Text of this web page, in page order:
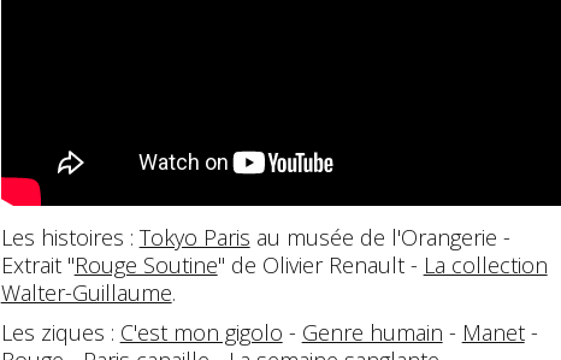
Les histoires : Tokyo Paris au musée de l'Orangerie -
Extrait "Rouge Soutine" de Olivier Renault - La collection
Walter-Guillaume.
Les ziques : C'est mon gigolo - Genre humain - Manet-